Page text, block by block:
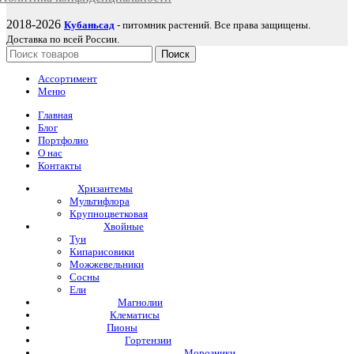
2018-2026 Кубаньсад - питомник растений. Все права защищены.
Доставка по всей России.
Поиск
Ассортимент
Меню
Главная
Блог
Портфолио
О нас
Контакты
Хризантемы
Мультифлора
Крупноцветковая
Хвойные
Туи
Кипарисовики
Можжевельники
Сосны
Ели
Магнолии
Клематисы
Пионы
Гортензии